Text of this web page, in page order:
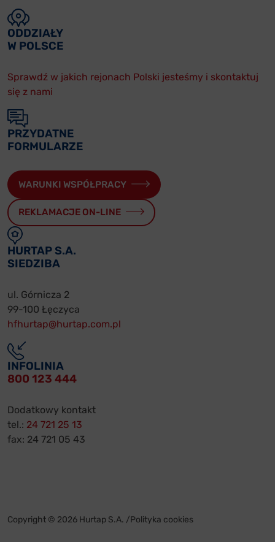
ODDZIAŁY
W POLSCE
Sprawdź w jakich rejonach Polski jesteśmy i skontaktuj
się z nami
PRZYDATNE
FORMULARZE
WARUNKI WSPÓŁPRACY
REKLAMACJE ON-LINE
HURTAP S.A.
SIEDZIBA
ul. Górnicza 2
99-100 Łęczyca
hfhurtap@hurtap.com.pl
INFOLINIA
800 123 444
Dodatkowy kontakt
tel.: 24 721 25 13
fax: 24 721 05 43
Copyright © 2026 Hurtap S.A. /Polityka cookies